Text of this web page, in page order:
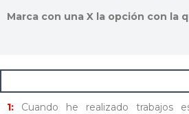
Marca con una X la opción con la
1:
Cuando he realizado trabajos